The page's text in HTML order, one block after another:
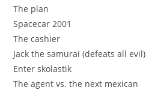
The plan
Spacecar 2001
The cashier
Jack the samurai (defeats all evil)
Enter skolastik
The agent vs. the next mexican